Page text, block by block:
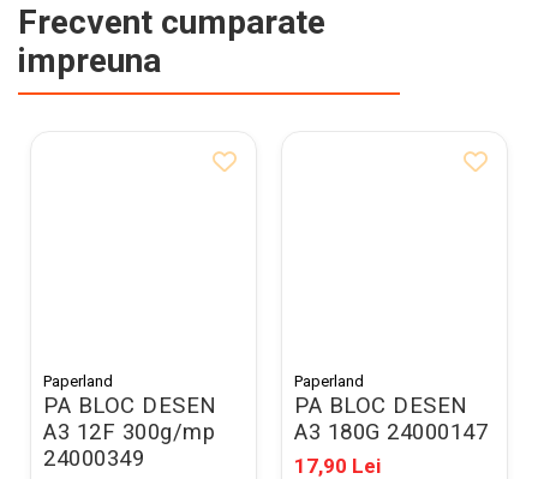
Frecvent cumparate
impreuna
Paperland
PA BLOC DESEN
A3 12F 300g/mp
24000349
Paperland
PA BLOC DESEN
A3 180G 24000147
17,90 Lei